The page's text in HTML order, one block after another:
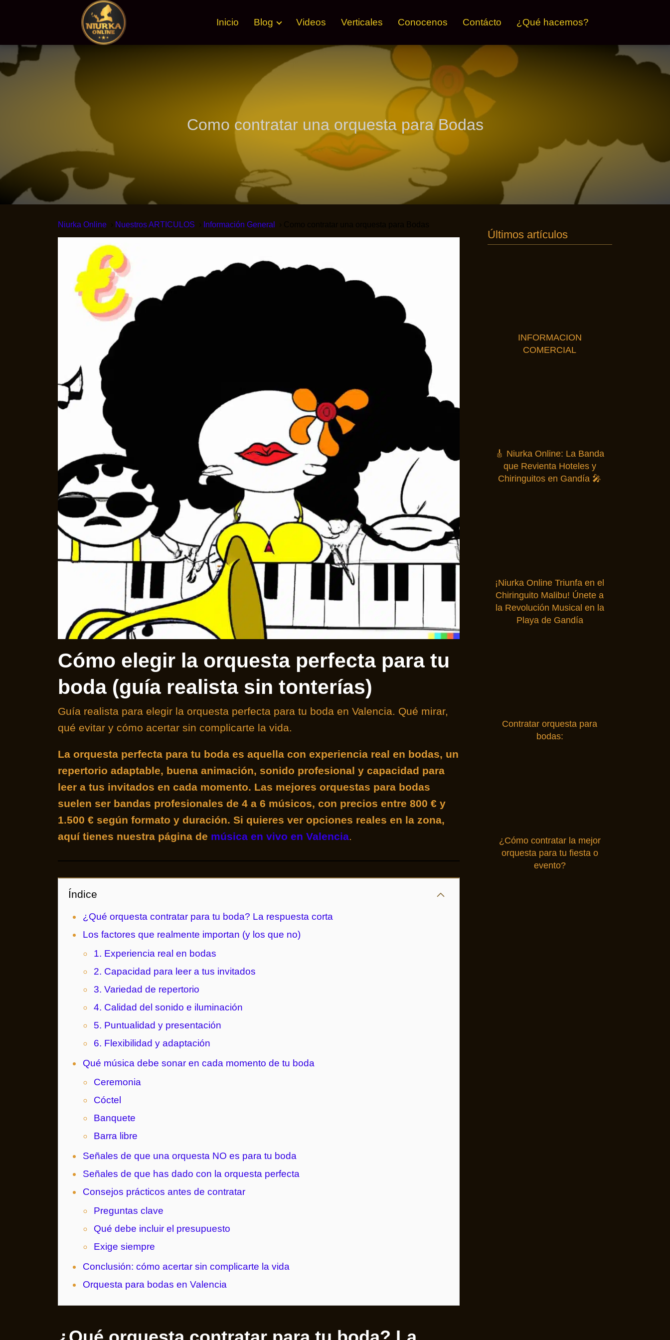
Inicio Blog Videos Verticales Conocenos Contácto ¿Qué hacemos?
Como contratar una orquesta para Bodas
Niurka Online Nuestros ARTICULOS Información General
Cómo elegir la orquesta perfecta para tu
boda (guía realista sin tonterías)
Guía realista para elegir la orquesta perfecta para tu boda en Valencia. Qué mirar,
qué evitar y cómo acertar sin complicarte la vida.
La orquesta perfecta para tu boda es aquella con experiencia real en bodas, un
repertorio adaptable, buena animación, sonido profesional y capacidad para
leer a tus invitados en cada momento. Las mejores orquestas para bodas
suelen ser bandas profesionales de 4 a 6 músicos, con precios entre 800 € y
1.500 € según formato y duración. Si quieres ver opciones reales en la zona,
aquí tienes nuestra página de música en vivo en Valencia.
Índice
¿Qué orquesta contratar para tu boda? La respuesta corta
Los factores que realmente importan (y los que no)
1. Experiencia real en bodas
2. Capacidad para leer a tus invitados
3. Variedad de repertorio
4. Calidad del sonido e iluminación
5. Puntualidad y presentación
6. Flexibilidad y adaptación
Qué música debe sonar en cada momento de tu boda
Ceremonia
Cóctel
Banquete
Barra libre
Señales de que una orquesta NO es para tu boda
Señales de que has dado con la orquesta perfecta
Consejos prácticos antes de contratar
Preguntas clave
Qué debe incluir el presupuesto
Exige siempre
Conclusión: cómo acertar sin complicarte la vida
Orquesta para bodas en Valencia
Últimos artículos
INFORMACION
COMERCIAL
🎸 Niurka Online: La Banda
que Revienta Hoteles y
Chiringuitos en Gandía 🎤
¡Niurka Online Triunfa en el
Chiringuito Malibu! Únete a
la Revolución Musical en la
Playa de Gandía
Contratar orquesta para
bodas:
¿Cómo contratar la mejor
orquesta para tu fiesta o
evento?